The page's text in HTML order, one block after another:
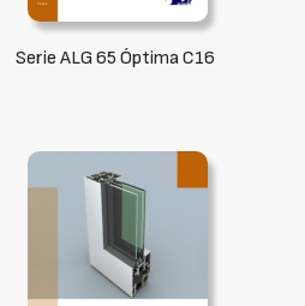
Serie ALG 65 Óptima C16